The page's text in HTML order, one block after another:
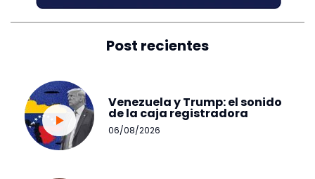
Post recientes
Venezuela y Trump: el sonido
de la caja registradora
06/08/2026